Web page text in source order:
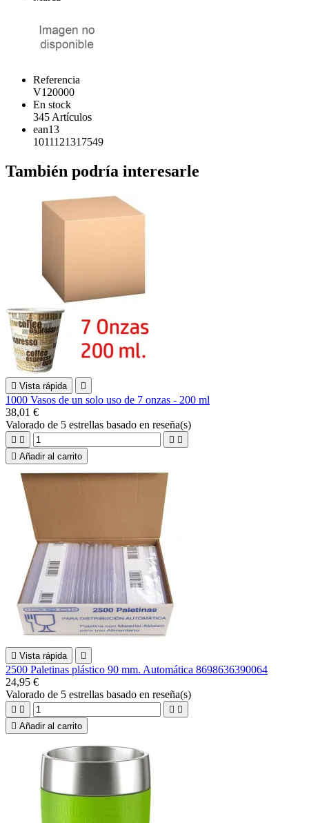
Referencia
V120000
En stock
345 Artículos
ean13
1011121317549
También podría interesarle
 Vista rápida 
1000 Vasos de un solo uso de 7 onzas - 200 ml
38,01 €
Valorado de 5 estrellas basado en reseña(s)
   
 Añadir al carrito
 Vista rápida 
2500 Paletinas plástico 90 mm. Automática 8698636390064
24,95 €
Valorado de 5 estrellas basado en reseña(s)
   
 Añadir al carrito